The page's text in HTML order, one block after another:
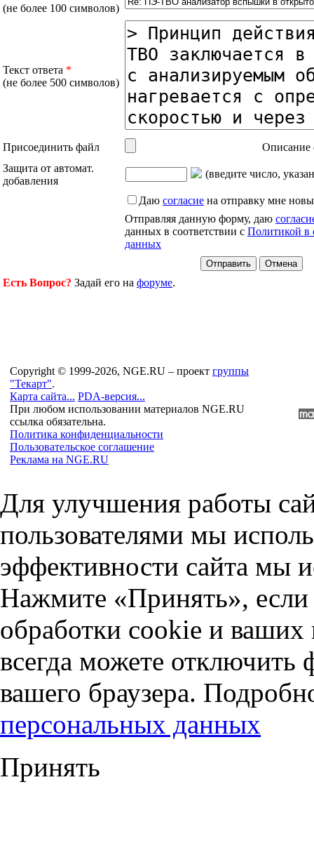
(не более 100 символов)
Текст ответа *
(не более 500 символов)
Присоединить файл
Описание
Защита от автомат.
добавления
(введите число,
Даю согласие на отправку мне
Отправляя данную форму, даю
данных в соответствии с Политикой в
данных
Есть Вопрос? Задай его на форуме.
Copyright © 1999-2026, NGE.RU – проект группы
"Текарт".
Карта сайта... PDA-версия...
При любом использовании материалов NGE.RU
ссылка обязательна.
Политика конфиденциальности
Пользовательское соглашение
Реклама на NGE.RU
Для улучшения работы
пользователями мы
эффективности сайта мы
Нажмите «Принять», если
обработки cookie и
всегда можете отключить
вашего браузера.
персональных данных
Принять